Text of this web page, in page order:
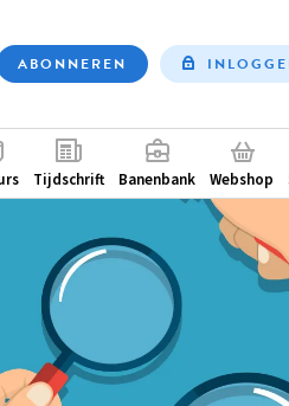
ABONNEREN
Tijdschrift Banenbank Webshop